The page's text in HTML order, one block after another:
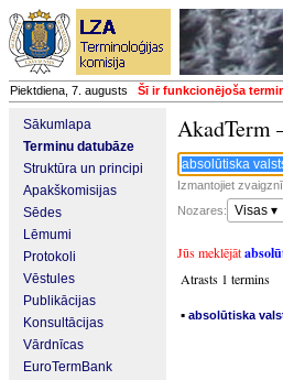
Piektdiena, 7. augusts Šī ir funkcionējoša
Sākumlapa
Terminu datubāze
Struktūra un principi
Apakškomisijas
Sēdes
Lēmumi
Protokoli
Vēstules
Publikācijas
Konsultācijas
Vārdnīcas
EuroTermBank
AkadTerm
Izmantojiet
Nozares:
Visas ▾
Jūs meklējāt
Atrasts 1 termins
▪ absolūtiska